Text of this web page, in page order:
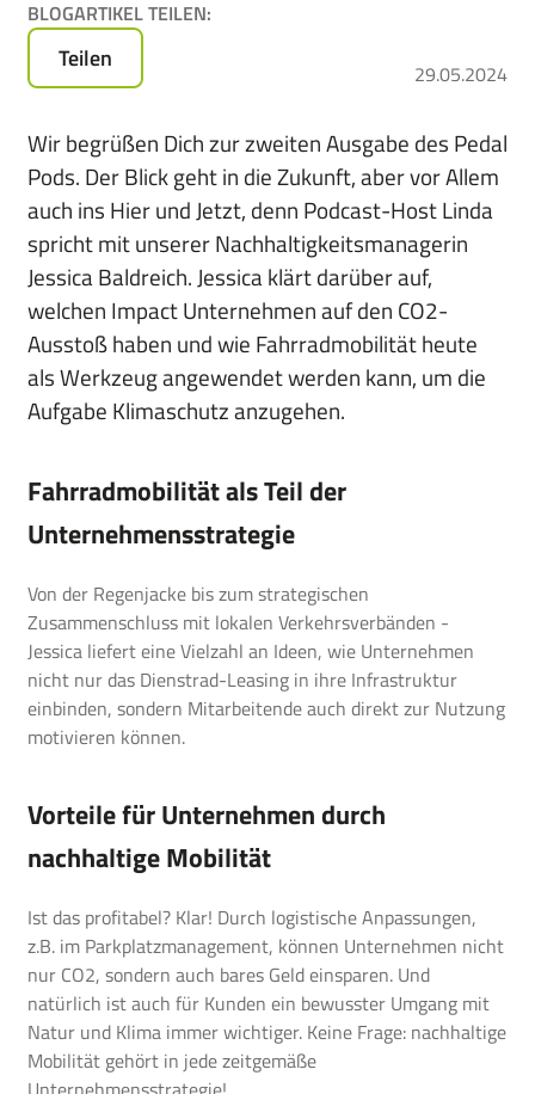
für
Leasen
E-
Bikes,
Pedelecs
u.v.m.
BLOGARTIKEL TEILEN:
Teilen 29.05.2024
Wir begrüßen Dich zur zweiten Ausgabe des Pedal
Pods. Der Blick geht in die Zukunft, aber vor Allem
auch ins Hier und Jetzt, denn Podcast-Host Linda
spricht mit unserer Nachhaltigkeitsmanagerin
Jessica Baldreich. Jessica klärt darüber auf,
welchen Impact Unternehmen auf den CO2-
Ausstoß haben und wie Fahrradmobilität heute
als Werkzeug angewendet werden kann, um die
Aufgabe Klimaschutz anzugehen.
Fahrradmobilität als Teil der
Unternehmensstrategie
Von der Regenjacke bis zum strategischen
Zusammenschluss mit lokalen Verkehrsverbänden -
Jessica liefert eine Vielzahl an Ideen, wie Unternehmen
nicht nur das Dienstrad-Leasing in ihre Infrastruktur
einbinden, sondern Mitarbeitende auch direkt zur Nutzung
motivieren können.
Vorteile für Unternehmen durch
nachhaltige Mobilität
Ist das profitabel? Klar! Durch logistische Anpassungen,
z.B. im Parkplatzmanagement, können Unternehmen nicht
nur CO2, sondern auch bares Geld einsparen. Und
natürlich ist auch für Kunden ein bewusster Umgang mit
Natur und Klima immer wichtiger. Keine Frage: nachhaltige
Mobilität gehört in jede zeitgemäße